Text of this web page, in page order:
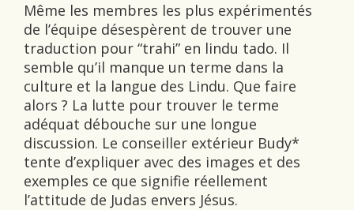
Même les membres les plus expérimentés
de l’équipe désespèrent de trouver une
traduction pour “trahi” en lindu tado. Il
semble qu’il manque un terme dans la
culture et la langue des Lindu. Que faire
alors ? La lutte pour trouver le terme
adéquat débouche sur une longue
discussion. Le conseiller extérieur Budy*
tente dʼexpliquer avec des images et des
exemples ce que signifie réellement
lʼattitude de Judas envers Jésus.